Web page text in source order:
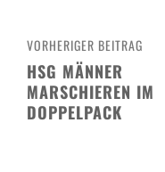
VORHERIGER BEITRAG
HSG MÄNNER
MARSCHIEREN IM
DOPPELPACK